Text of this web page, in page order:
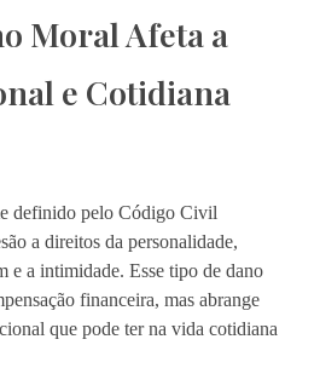
Moral Afeta a
e Cotidiana
definido pelo Código Civil
a direitos da personalidade,
e a intimidade. Esse tipo de dano
financeira, mas abrange
que pode ter na vida cotidiana